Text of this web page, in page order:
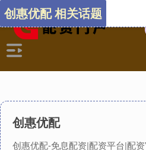
创惠优配
创惠优配-免息配资|配资平台|配
创惠优配 相关话题